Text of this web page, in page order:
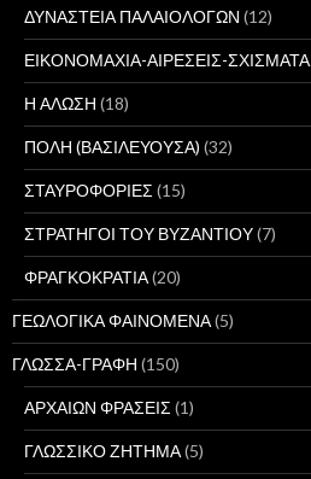
ΔΥΝΑΣΤΕΙΑ ΠΑΛΑΙΟΛΟΓΩΝ (12)
ΕΙΚΟΝΟΜΑΧΙΑ-ΑΙΡΕΣΕΙΣ-ΣΧΙΣΜΑΤΑ
Η ΑΛΩΣΗ (18)
ΠΟΛΗ (ΒΑΣΙΛΕΥΟΥΣΑ) (32)
ΣΤΑΥΡΟΦΟΡΙΕΣ (15)
ΣΤΡΑΤΗΓΟΙ ΤΟΥ ΒΥΖΑΝΤΙΟΥ(7)
ΦΡΑΓΚΟΚΡΑΤΙΑ(20)
ΓΕΩΛΟΓΙΚΑ ΦΑΙΝΟΜΕΝΑ(5)
ΓΛΩΣΣΑ-ΓΡΑΦΗ (150)
ΑΡΧΑΙΩΝ ΦΡΑΣΕΙΣ (1)
ΓΛΩΣΣΙΚΟ ΖΗΤΗΜΑ(5)